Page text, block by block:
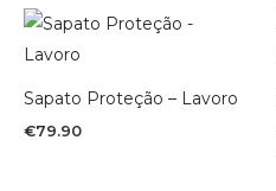
Sapato Proteção – Lavoro
€79.90